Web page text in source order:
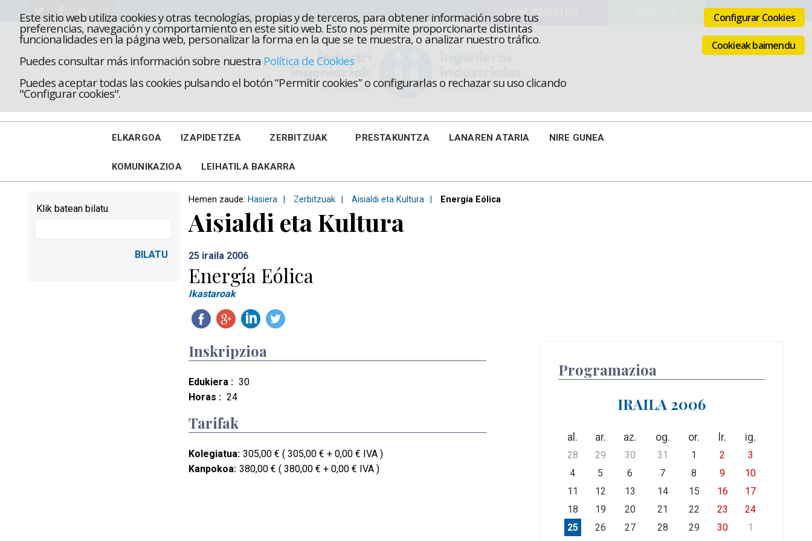
Este sitio web utiliza cookies y otras tecnologías, propias y de terceros, para obtener información sobre tus
preferencias, navegación y comportamiento en este sitio web. Esto nos permite proporcionarte distintas
funcionalidades en la página web, personalizar la forma en la que se te muestra, o analizar nuestro tráfico.
Puedes consultar más información sobre nuestra Política de Cookies
Puedes aceptar todas las cookies pulsando el botón “Permitir cookies” o configurarlas o rechazar su uso clicando
"Configurar cookies".
Configurar Cookies
Cookieak baimendu
ELKARGOA IZAPIDETZEA ZERBITZUAK PRESTAKUNTZA LANAREN ATARIA NIRE GUNEA
KOMUNIKAZIOA LEIHATILA BAKARRA
Hemen zaude: Hasiera Zerbitzuak Aisialdi eta Kultura Energía Eólica
Aisialdi eta Kultura
25 iraila 2006
Energía Eólica
Ikastaroak
Programazioa
IRAILA 2006
al. ar. az. og. or. lr. ig.
28 29 30 31 1 2
3
4
5 6 7 8 9
10
11
12 13 14 15 16
17
18
19 20 21 22 23
24
25
26 27 28 29 30
1
Inskripzioa
Edukiera : 30
Horas : 24
Tarifak
Kolegiatua: 305,00 € ( 305,00 € + 0,00 € IVA )
Kanpokoa: 380,00 € ( 380,00 € + 0,00 € IVA )
Klik batean bilatu